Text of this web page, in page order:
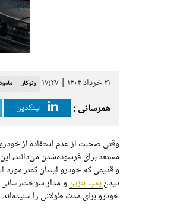
۲۱ خرداد ۱۴۰۴ | ۱۷:۳۷ رنوکار
همرسانی : لینکدین
وقتی صحبت از عدم استفاده از
مستعد برای فرسوده‌شدن می‌دانند،
و قدیمی که خودرو ایشان کمتر مورد
دیدنپمپ بنزینو مدار سوخت‌رسانی
خودرو برای مدت طولانی را شنیده‌اند.